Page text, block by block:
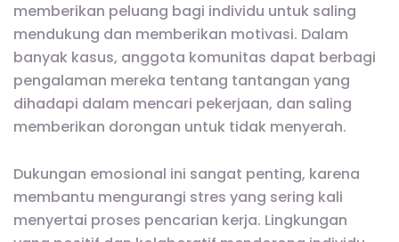
memberikan peluang bagi individu untuk saling
mendukung dan memberikan motivasi. Dalam
banyak kasus, anggota komunitas dapat berbagi
pengalaman mereka tentang tantangan yang
dihadapi dalam mencari pekerjaan, dan saling
memberikan dorongan untuk tidak menyerah.
Dukungan emosional ini sangat penting, karena
membantu mengurangi stres yang sering kali
menyertai proses pencarian kerja. Lingkungan